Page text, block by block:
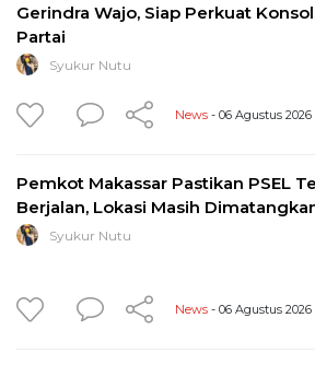
Gerindra Wajo, Siap Perkuat
Partai
Syukur Nutu
News - 06 Agustus 2026
Pemkot Makassar Pastikan PSEL
Berjalan, Lokasi Masih
Syukur Nutu
News - 06 Agustus 2026